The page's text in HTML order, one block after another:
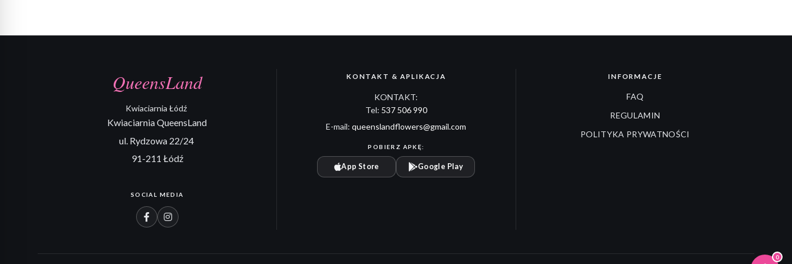
0
QueensLand
Kwiaciarnia Łódź
Kwiaciarnia QueensLand
ul. Rydzowa 22/24
91-211 Łódź
SOCIAL MEDIA
KONTAKT & APLIKACJA
KONTAKT:
Tel: 537 506 990
E-mail:queenslandflowers@gmail.com
POBIERZ APKĘ:
App Store Google Play
INFORMACJE
FAQ
REGULAMIN
POLITYKA PRYWATNOŚCI